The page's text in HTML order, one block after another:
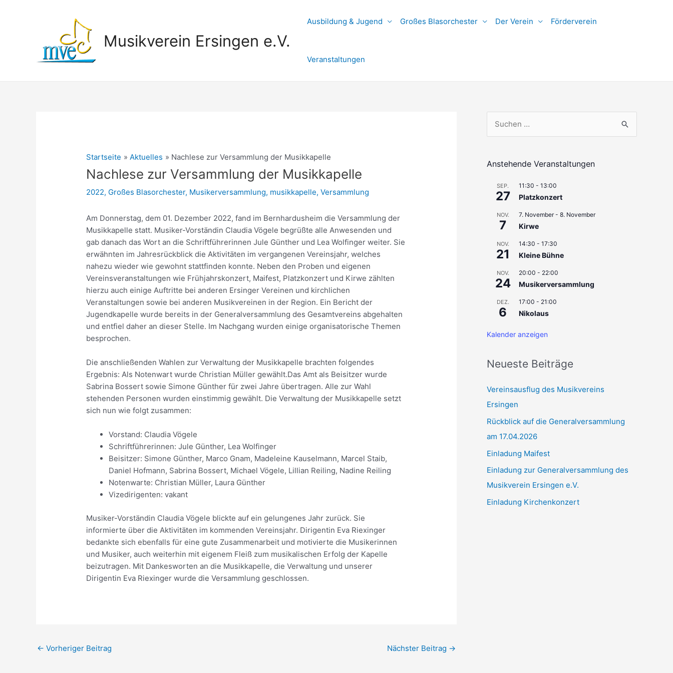
Musikverein Ersingen e.V.
Ausbildung & Jugend Großes Blasorchester Der Verein Förderverein
Veranstaltungen
Startseite Aktuelles Nachlese zur Versammlung der Musikkapelle
Nachlese zur Versammlung der Musikkapelle
2022, Großes Blasorchester, Musikerversammlung, musikkapelle,Versammlung
Am Donnerstag, dem 01. Dezember 2022, fand im Bernhardusheim die Versammlung der
Musikkapelle statt. Musiker-Vorständin Claudia Vögele begrüßte alle Anwesenden und
gab danach das Wort an die Schriftführerinnen Jule Günther und Lea Wolfinger weiter. Sie
erwähnten im Jahresrückblick die Aktivitäten im vergangenen Vereinsjahr, welches
nahezu wieder wie gewohnt stattfinden konnte. Neben den Proben und eigenen
Vereinsveranstaltungen wie Frühjahrskonzert, Maifest, Platzkonzert und Kirwe zählten
hierzu auch einige Auftritte bei anderen Ersinger Vereinen und kirchlichen
Veranstaltungen sowie bei anderen Musikvereinen in der Region. Ein Bericht der
Jugendkapelle wurde bereits in der Generalversammlung des Gesamtvereins abgehalten
und entfiel daher an dieser Stelle. Im Nachgang wurden einige organisatorische Themen
besprochen.
Die anschließenden Wahlen zur Verwaltung der Musikkapelle brachten folgendes
Ergebnis: Als Notenwart wurde Christian Müller gewählt.Das Amt als Beisitzer wurde
Sabrina Bossert sowie Simone Günther für zwei Jahre übertragen. Alle zur Wahl
stehenden Personen wurden einstimmig gewählt. Die Verwaltung der Musikkapelle setzt
sich nun wie folgt zusammen:
Vorstand: Claudia Vögele
Schriftführerinnen: Jule Günther, Lea Wolfinger
Beisitzer: Simone Günther, Marco Gnam, Madeleine Kauselmann, Marcel Staib,
Daniel Hofmann, Sabrina Bossert, Michael Vögele, Lillian Reiling, Nadine Reiling
Notenwarte: Christian Müller, Laura Günther
Vizedirigenten: vakant
Musiker-Vorständin Claudia Vögele blickte auf ein gelungenes Jahr zurück. Sie
informierte über die Aktivitäten im kommenden Vereinsjahr. Dirigentin Eva Riexinger
bedankte sich ebenfalls für eine gute Zusammenarbeit und motivierte die Musikerinnen
und Musiker, auch weiterhin mit eigenem Fleiß zum musikalischen Erfolg der Kapelle
beizutragen. Mit Dankesworten an die Musikkapelle, die Verwaltung und unserer
Dirigentin Eva Riexinger wurde die Versammlung geschlossen.
Beitragsnavigation
← Vorheriger Beitrag Nächster Beitrag →
h
Anstehende Veranstaltungen
SEP.
27
11:30 - 13:00
Platzkonzert
NOV.
7
7. November- 8. November
Kirwe
NOV.
21
14:30 - 17:30
Kleine Bühne
NOV.
24
20:00 - 22:00
Musikerversammlung
DEZ.
6
17:00 - 21:00
Nikolaus
Kalender anzeigen
Neueste Beiträge
Vereinsausflug des Musikvereins
Ersingen
Rückblick auf die Generalversammlung
am 17.04.2026
Einladung Maifest
Einladung zur Generalversammlung des
Musikverein Ersingen e.V.
Einladung Kirchenkonzert